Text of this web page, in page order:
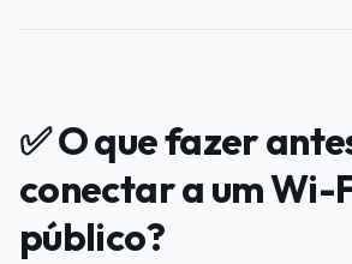
✅ O que fazer
conectar a um Wi-
público?